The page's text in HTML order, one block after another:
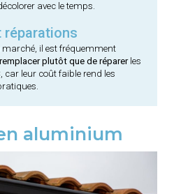
avec le temps.
réparations
marché, il est fréquemment
remplacer plutôt que de réparerles
car leur coût faible rend les
aluminium